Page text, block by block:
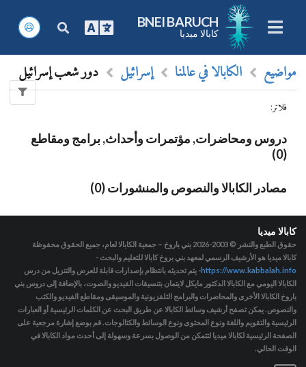
BNEI BARUCH
كابالا ميديا
مواضيع الكابالا في عالمنا إسرائيل دور شعب إسرائيل
فلاتر :
دروس ومحاضرات, مؤتمرات وأحداث, برامج ومقاطع
(0)
مصادر الكابالا والنصوص والمنشورات (0)
كابالا ميديا
حقوق الطبع والنشر © 2003-2026
بني باروخ – جمعية الكابالا لعام، جميع الحقوق محفوظة
كابالا ميديا هو الأرشيف الرسمي لمعهد بني بروخ كابالا للتعليم والبحث -
https://www.kabbalah.info- يتم تحديثه بانتظام بإصدارات قابلة للعرض والتنزيل من درس
الكابالا اليومي مع الكابالا الدكتور مايكل لايتمان بتنسيقات الفيديو والصوت، بالإضافة إلى دروس بني
باروخ الكابالا الأخرى والمحاضرات والبرامج التلفزيونية والموسيقى ومقاطع الفيديو والكتب
والنصوص. يمكن تصفح أرشيف وسائط الكابالا عن طريق البحث عن الكلمات الرئيسية أو العبارات
الرئيسية والتقويم واللغة ونوع المحتوى ونوع الوسائط والكتالوجات. قم بوضع إشارة مرجعية على
الصفحة الرئيسية لكابالا ميديا لتتمكن من الوصول بسرعة وسهولة إلى أحدث مواد الكابالا في
الوقت الحالي.